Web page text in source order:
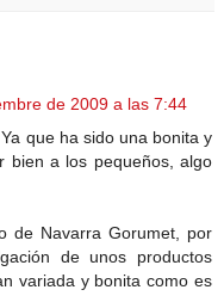
de 2009 a las 7:44
que ha sido una bonita y
bien a los pequeños, algo
de Navarra Gorumet, por
de unos productos
variada y bonita como es